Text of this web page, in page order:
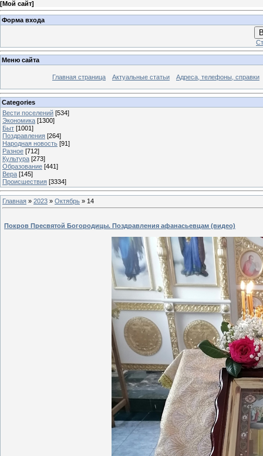
[Мой сайт]
Форма входа
Меню сайта
Главная страница Актуальные статьи Адреса, телефоны, справки
Categories
Вести поселений [534]
Экономика [1300]
Быт [1001]
Поздравления [264]
Народная новость [91]
Разное [712]
Культура [273]
Образование [441]
Вера [145]
Происшествия [3334]
Главная » 2023 » Октябрь » 14
Покров Пресвятой Богородицы. Поздравления афанасьевцам (видео)